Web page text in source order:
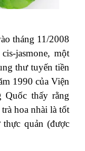
tháng 11/2008
jasmone, một
thư tuyến tiền
1990 của Viện
thấy rằng
hoa nhài là tốt
quản (được